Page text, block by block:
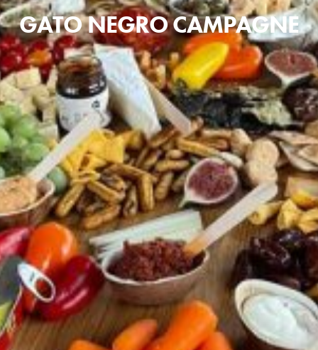
GATO NEGRO CAMPAGNE